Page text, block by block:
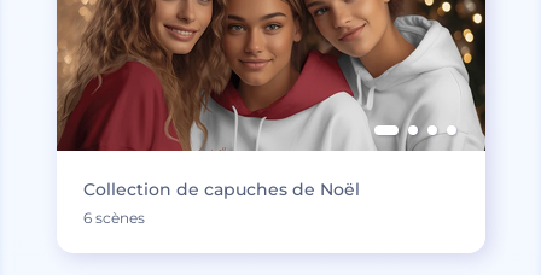
Collection de capuches de Noël
6 scènes